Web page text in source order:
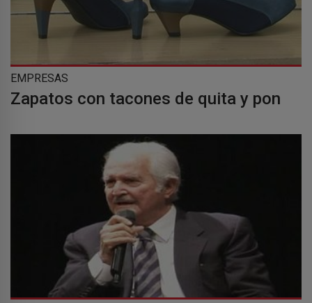
EMPRESAS
Zapatos con tacones de quita y pon